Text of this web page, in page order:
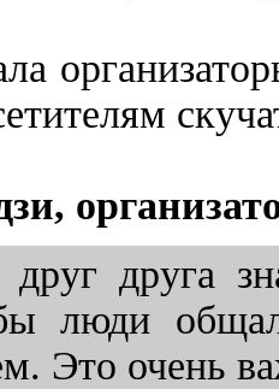
друга
люди
Это очень